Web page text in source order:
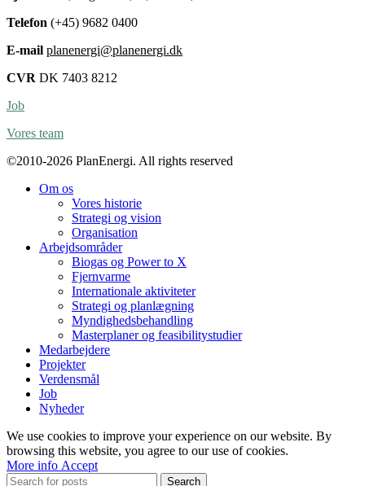
Telefon (+45) 9682 0400
E-mail planenergi@planenergi.dk
CVR DK 7403 8212
Job
Vores team
©2010-2026 PlanEnergi. All rights reserved
Om os
Vores historie
Strategi og vision
Organisation
Arbejdsområder
Biogas og Power to X
Fjernvarme
Internationale aktiviteter
Strategi og planlægning
Myndighedsbehandling
Masterplaner og feasibilitystudier
Medarbejdere
Projekter
Verdensmål
Job
Nyheder
We use cookies to improve your experience on our website. By
browsing this website, you agree to our use of cookies.
More info More
info
Accept
Search